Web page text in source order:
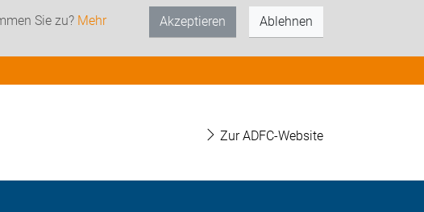
Sie zu? Mehr
Akzeptieren Ablehnen
Zur ADFC-Website